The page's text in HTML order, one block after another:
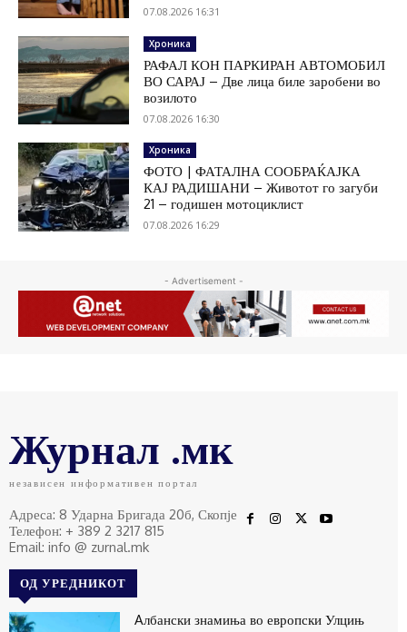
07.08.2026 16:31
Хроника
РАФАЛ КОН ПАРКИРАН АВТОМОБИЛ
ВО САРАЈ – Две лица биле заробени во
возилото
07.08.2026 16:30
Хроника
ФОТО | ФАТАЛНА СООБРАЌАЈКА
КАЈ РАДИШАНИ – Животот го загуби
21 – годишен мотоциклист
07.08.2026 16:29
- Advertisement -
Журнал .мк
независен информативен портал
Адреса: 8 Ударна Бригада 20б, Скопје
Телефон: + 389 2 3217 815
Email: info @ zurnal.mk
ОД УРЕДНИКОТ
Aлбански знамиња во европски Улцињ